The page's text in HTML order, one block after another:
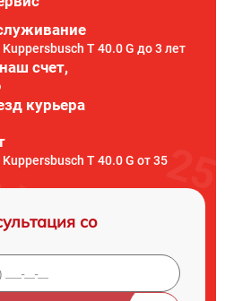
T 40.0 G до 3 лет
счет,
курьера
T 40.0 G от 35
со